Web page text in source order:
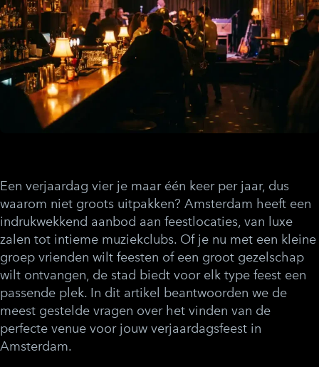
Een verjaardag vier je maar één keer per jaar, dus
waarom niet groots uitpakken? Amsterdam heeft een
indrukwekkend aanbod aan feestlocaties, van luxe
zalen tot intieme muziekclubs. Of je nu met een kleine
groep vrienden wilt feesten of een groot gezelschap
wilt ontvangen, de stad biedt voor elk type feest een
passende plek. In dit artikel beantwoorden we de
meest gestelde vragen over het vinden van de
perfecte venue voor jouw verjaardagsfeest in
Amsterdam.